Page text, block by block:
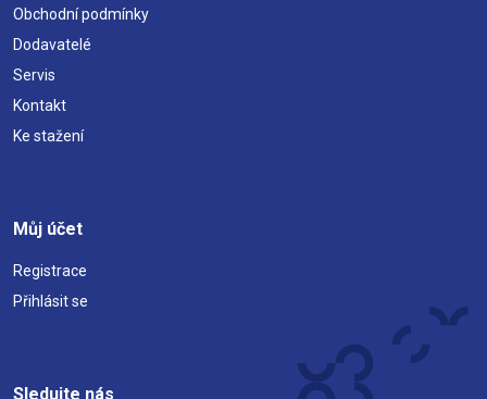
Obchodní podmínky
Dodavatelé
Servis
Kontakt
Ke stažení
Můj účet
Registrace
Přihlásit se
Sledujte nás